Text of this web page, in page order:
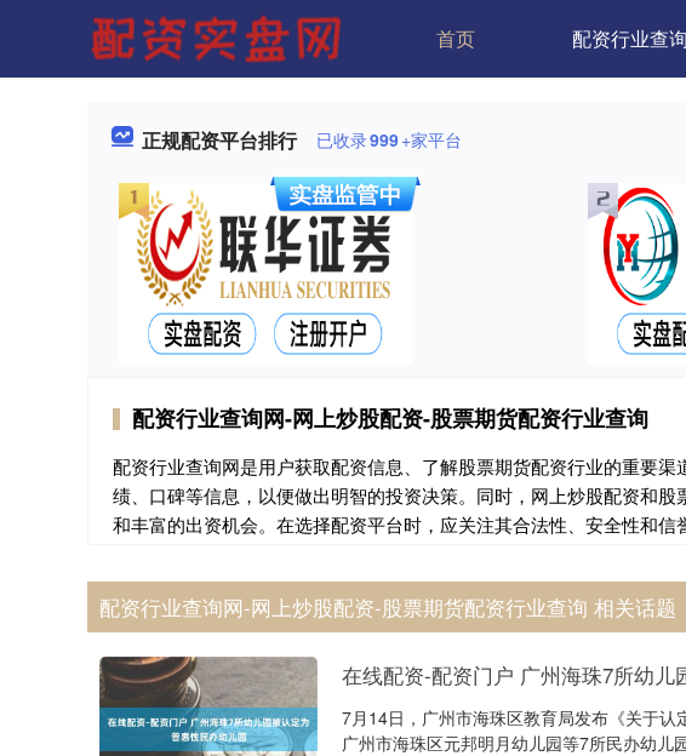
首页 配资行业查
正规配资平台排行 已收录999+家平台
配资行业查询网-网上炒股配资-股票期货配资行业查询
配资行业查询网是用户获取配资信息、了解股票期货配资行业的重要
绩、口碑等信息，以便做出明智的投资决策。同时，网上炒股配资和
和丰富的出资机会。在选择配资平台时，应关注其合法性、安全性和信
配资行业查询网-网上炒股配资-股票期货配资行业查询 相关话题
在线配资-配资门户 广州海珠7所幼儿
7月14日，广州市海珠区教育局发布《关于
广州市海珠区元邦明月幼儿园等7所民办幼儿